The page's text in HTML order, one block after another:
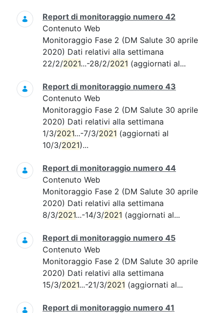
Report di monitoraggio numero 42
Contenuto Web
Monitoraggio Fase 2 (DM Salute 30 aprile
2020) Dati relativi alla settimana
22/2/2021...-28/2/2021 (aggiornati al...
Report di monitoraggio numero 43
Contenuto Web
Monitoraggio Fase 2 (DM Salute 30 aprile
2020) Dati relativi alla settimana
1/3/2021...-7/3/2021 (aggiornati al
10/3/2021)...
Report di monitoraggio numero 44
Contenuto Web
Monitoraggio Fase 2 (DM Salute 30 aprile
2020) Dati relativi alla settimana
8/3/2021...-14/3/2021 (aggiornati al...
Report di monitoraggio numero 45
Contenuto Web
Monitoraggio Fase 2 (DM Salute 30 aprile
2020) Dati relativi alla settimana
15/3/2021...-21/3/2021 (aggiornati al...
Report di monitoraggio numero 41